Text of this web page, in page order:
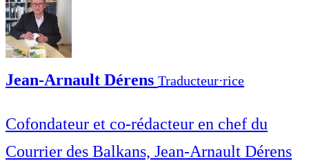
Jean-Arnault Dérens Traducteur⋅rice
Cofondateur et co-rédacteur en chef du
Courrier des Balkans, Jean-Arnault Dérens